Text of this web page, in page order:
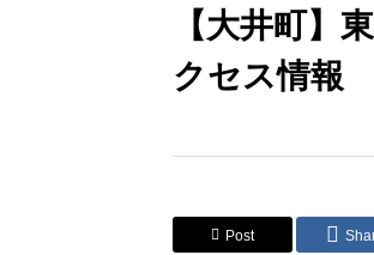
【大井町】
クセス情報
Post